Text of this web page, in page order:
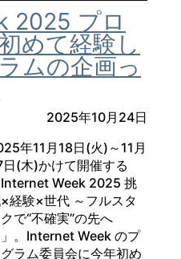
2025 プロ
めて経験し
ムの企画っ
2025年10月24日
年11月18日(火)～11月
日(木)かけて開催する
Internet Week 2025 挑
経験×世代 ～フルスタ
で“不確実”の先へ
」。Internet Week のプ
グラム委員会に今年初め